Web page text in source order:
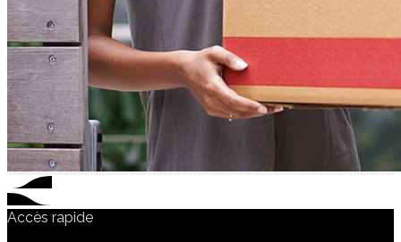
Accès rapide